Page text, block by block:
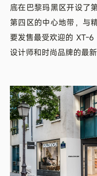
底在巴黎玛黑区开设了
第四区的中心地带，与
要发售最受欢迎的 XT-
设计师和时尚品牌的最新